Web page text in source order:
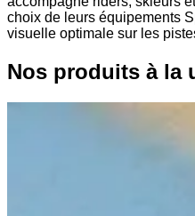
choix de leurs équipements
visuelle optimale sur les
Nos produits à la